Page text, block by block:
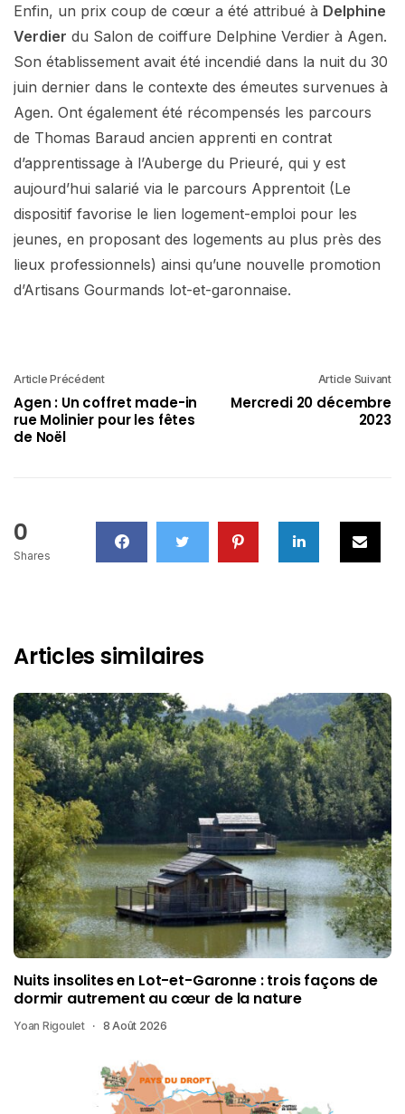
Enfin, un prix coup de cœur a été attribué à Delphine
Verdier du Salon de coiffure Delphine Verdier à Agen.
Son établissement avait été incendié dans la nuit du 30
juin dernier dans le contexte des émeutes survenues à
Agen. Ont également été récompensés les parcours
de Thomas Baraud ancien apprenti en contrat
d’apprentissage à l’Auberge du Prieuré, qui y est
aujourd’hui salarié via le parcours Apprentoit (Le
dispositif favorise le lien logement-emploi pour les
jeunes, en proposant des logements au plus près des
lieux professionnels) ainsi qu’une nouvelle promotion
d’Artisans Gourmands lot-et-garonnaise.
Article Précédent
Agen : Un coffret made-in
rue Molinier pour les fêtes
de Noël
Article Suivant
Mercredi 20 décembre
2023
0
Shares
Articles similaires
Nuits insolites en Lot-et-Garonne : trois façons de
dormir autrement au cœur de la nature
Yoan Rigoulet 8 Août 2026